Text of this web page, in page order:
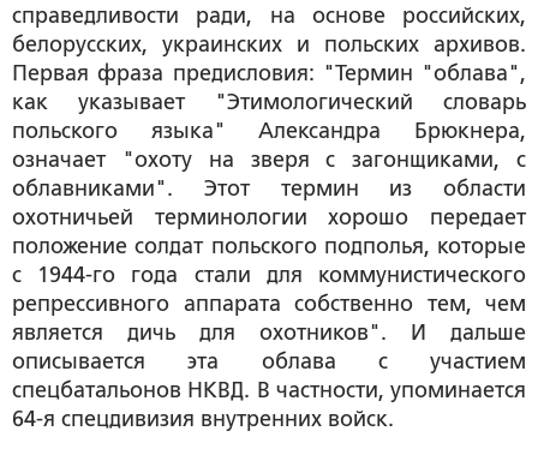
справедливости ради, на основе российских,
белорусских, украинских и польских архивов.
Первая фраза предисловия: "Термин "облава",
как указывает "Этимологический словарь
польского языка" Александра Брюкнера,
означает "охоту на зверя с загонщиками, с
облавниками". Этот термин из области
охотничьей терминологии хорошо передает
положение солдат польского подполья, которые
с 1944-го года стали для коммунистического
репрессивного аппарата собственно тем, чем
является дичь для охотников". И дальше
описывается эта облава с участием
спецбатальонов НКВД. В частности, упоминается
64-я спецдивизия внутренних войск.